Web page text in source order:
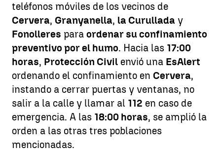
teléfonos móviles de los vecinos de
Cervera, Granyanella, la Curullada y
Fonolleres para ordenar su confinamiento
preventivo por el humo. Hacia las 17:00
horas, Protección Civil envió una EsAlert
ordenando el confinamiento en Cervera,
instando a cerrar puertas y ventanas, no
salir a la calle y llamar al 112 en caso de
emergencia. A las 18:00 horas, se amplió la
orden a las otras tres poblaciones
mencionadas.